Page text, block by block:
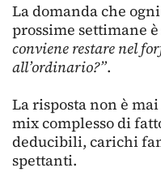
La domanda che
prossime settimane
conviene restare nel
all’ordinario?”.
La risposta non è
mix complesso di
deducibili, carichi
spettanti.